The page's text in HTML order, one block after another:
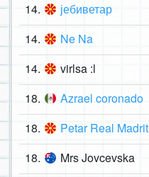
14. јебиветар
14. Ne Na
14. virlsa :l
18. Azrael coronado
18. Petar Real Madrit
18. Mrs Jovcevska